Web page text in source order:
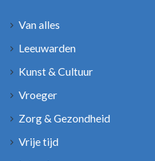
Van alles
Leeuwarden
Kunst & Cultuur
Vroeger
Zorg & Gezondheid
Vrije tijd